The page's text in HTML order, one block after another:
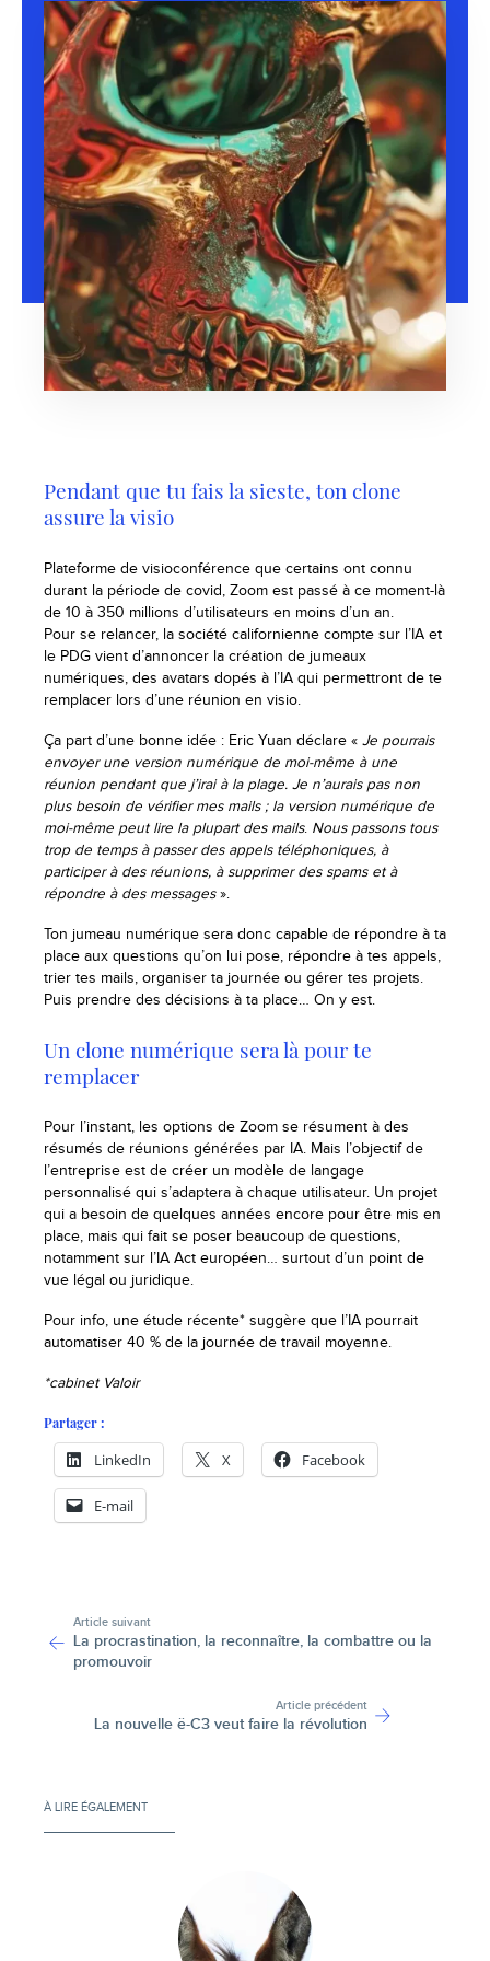
Pendant que tu fais la sieste, ton clone
assure la visio
Plateforme de visioconférence que certains ont connu
durant la période de covid, Zoom est passé à ce moment-là
de 10 à 350 millions d’utilisateurs en moins d’un an.
Pour se relancer, la société californienne compte sur l’IA et
le PDG vient d’annoncer la création de jumeaux
numériques, des avatars dopés à l’IA qui permettront de te
remplacer lors d’une réunion en visio.
Ça part d’une bonne idée : Eric Yuan déclare « Je pourrais
envoyer une version numérique de moi-même à une
réunion pendant que j’irai à la plage. Je n’aurais pas non
plus besoin de vérifier mes mails ; la version numérique de
moi-même peut lire la plupart des mails. Nous passons tous
trop de temps à passer des appels téléphoniques, à
participer à des réunions, à supprimer des spams et à
répondre à des messages».
Ton jumeau numérique sera donc capable de répondre à ta
place aux questions qu’on lui pose, répondre à tes appels,
trier tes mails, organiser ta journée ou gérer tes projets.
Puis prendre des décisions à ta place… On y est.
Un clone numérique sera là pour te
remplacer
Pour l’instant, les options de Zoom se résument à des
résumés de réunions générées par IA. Mais l’objectif de
l’entreprise est de créer un modèle de langage
personnalisé qui s’adaptera à chaque utilisateur. Un projet
qui a besoin de quelques années encore pour être mis en
place, mais qui fait se poser beaucoup de questions,
notamment sur l’IA Act européen… surtout d’un point de
vue légal ou juridique.
Pour info, une étude récente* suggère que l’IA pourrait
automatiser 40 % de la journée de travail moyenne.
*cabinet Valoir
Partager :
LinkedIn X Facebook
E-mail
Article suivant
La procrastination, la reconnaître, la combattre ou la
promouvoir
Article précédent
La nouvelle ë-C3 veut faire la révolution
À LIRE ÉGALEMENT